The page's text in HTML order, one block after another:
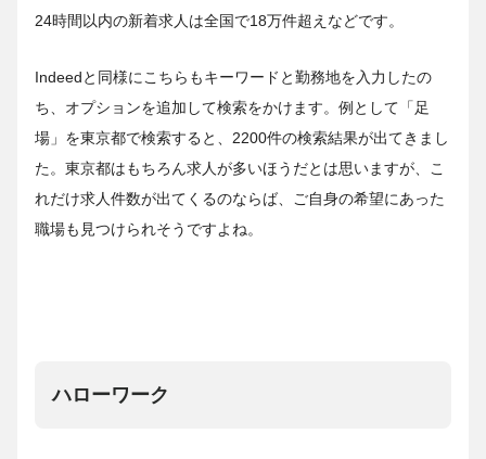
24時間以内の新着求人は全国で18万件超えなどです。
Indeedと同様にこちらもキーワードと勤務地を入力したの
ち、オプションを追加して検索をかけます。例として「足
場」を東京都で検索すると、2200件の検索結果が出てきまし
た。東京都はもちろん求人が多いほうだとは思いますが、こ
れだけ求人件数が出てくるのならば、ご自身の希望にあった
職場も見つけられそうですよね。
ハローワーク